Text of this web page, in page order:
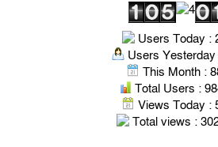
Users Today :
Users Yesterday
This Month :
Total Users :
Views Today :
Total views :